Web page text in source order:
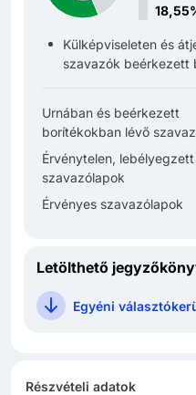
Külképviseleten és
szavazók beérkezett
Urnában és beérkezett
borítékokban lévő
Érvénytelen, lebélyegzett
szavazólapok
Érvényes szavazólapok
Letölthető
Egyéni
Részvételi adatok